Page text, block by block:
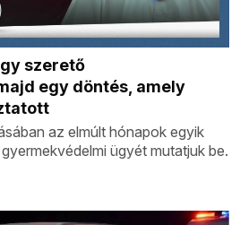
szerető
egy döntés, amely
az elmúlt hónapok egyik
ügyét mutatjuk be.